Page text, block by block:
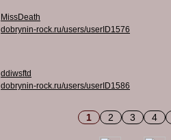
MissDeath
dobrynin-rock.ru/users/userID1576
ddiwsftd
dobrynin-rock.ru/users/userID1586
1 2 3 4